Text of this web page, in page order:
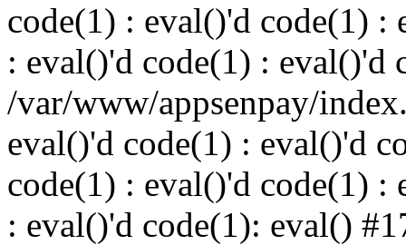
code(1) : eval()'d code(1) :
: eval()'d code(1) : eval()'d
/var/www/appsenpay/
eval()'d code(1) : eval()'d
code(1) : eval()'d code(1) :
: eval()'d code(1): eval()